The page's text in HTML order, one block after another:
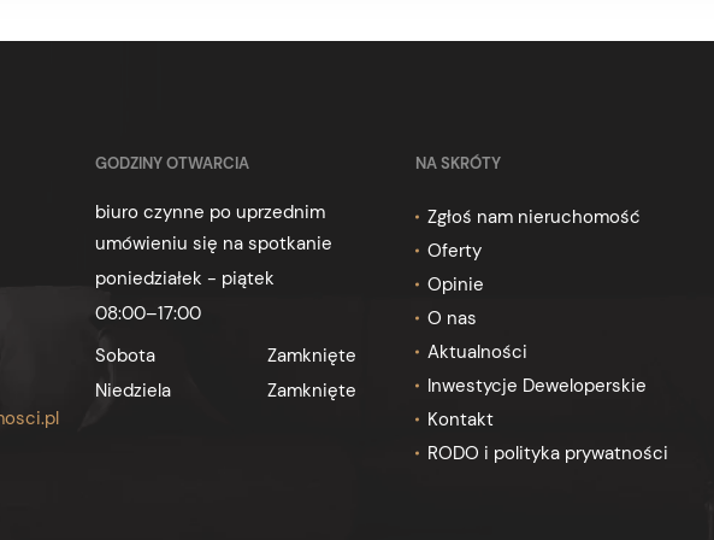
GODZINY OTWARCIA
biuro czynne po uprzednim
umówieniu się na spotkanie
poniedziałek - piątek
08:00–17:00
Sobota
Zamknięte
Niedziela
Zamknięte
NA SKRÓTY
Zgłoś nam nieruchomość
Oferty
Opinie
O nas
Aktualności
Inwestycje Deweloperskie
Kontakt
RODO i polityka prywatności